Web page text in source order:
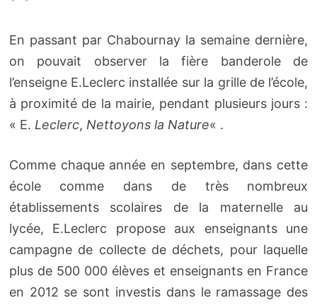
En passant par Chabournay la semaine dernière,
on pouvait observer la fière banderole de
l’enseigne E.Leclerc installée sur la grille de l’école,
à proximité de la mairie, pendant plusieurs jours :
« E. Leclerc, Nettoyons la Nature« .
Comme chaque année en septembre, dans cette
école comme dans de très nombreux
établissements scolaires de la maternelle au
lycée, E.Leclerc propose aux enseignants une
campagne de collecte de déchets, pour laquelle
plus de 500 000 élèves et enseignants en France
en 2012 se sont investis dans le ramassage des